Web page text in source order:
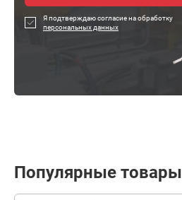
Я подтверждаю согласие на обработку
персональных данных
Популярные товары